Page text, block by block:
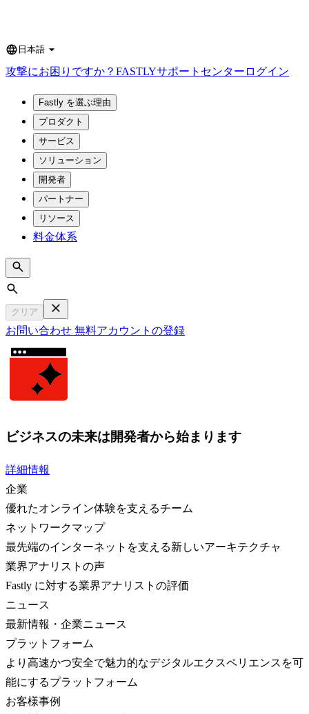
Language
日本語
攻撃にお困りですか？ FASTLYサポートセンター ログイン
Fastly を選ぶ理由
プロダクト
サービス
ソリューション
開発者
パートナー
リソース
料金体系
Search
クリア
お問い合わせ 無料アカウントの登録
ビジネスの未来は開発者から始まります
詳細情報
企業
優れたオンライン体験を支えるチーム
ネットワークマップ
最先端のインターネットを支える新しいアーキテクチャ
業界アナリストの声
Fastly に対する業界アナリストの評価
ニュース
最新情報・企業ニュース
プラットフォーム
より高速かつ安全で魅力的なデジタルエクスペリエンスを可
能にするプラットフォーム
お客様事例